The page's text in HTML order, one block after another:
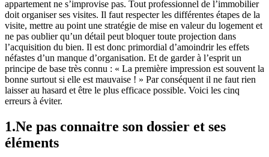
appartement ne s’improvise pas. Tout professionnel de l’immobilier
doit organiser ses visites. Il faut respecter les différentes étapes de la
visite, mettre au point une stratégie de mise en valeur du logement et
ne pas oublier qu’un détail peut bloquer toute projection dans
l’acquisition du bien. Il est donc primordial d’amoindrir les effets
néfastes d’un manque d’organisation. Et de garder à l’esprit un
principe de base très connu : « La première impression est souvent la
bonne surtout si elle est mauvaise ! » Par conséquent il ne faut rien
laisser au hasard et être le plus efficace possible. Voici les cinq
erreurs à éviter.
1.Ne pas connaitre son dossier et ses
éléments